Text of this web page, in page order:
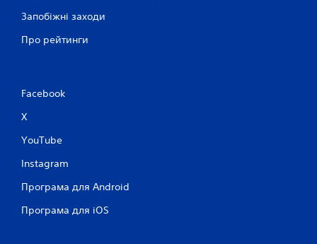
Запобіжні заходи
Про рейтинги
Facebook
X
YouTube
Instagram
Програма для Android
Програма для iOS